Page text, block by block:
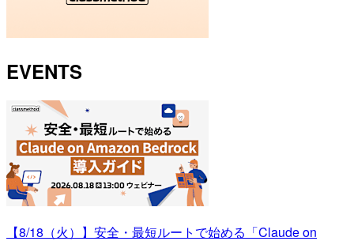
EVENTS
【8/18（火）】安全・最短ルートで始める「Claude on